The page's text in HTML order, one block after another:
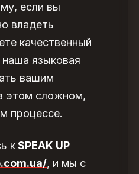
если вы
владеть
качественный
языковая
вашим
этом сложном,
процессе.
кSPEAK UP
, и мы с